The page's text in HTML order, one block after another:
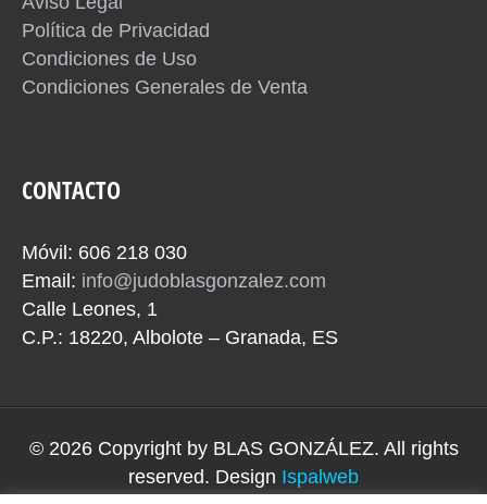
Política de Privacidad
Condiciones de Uso
Condiciones Generales de Venta
CONTACTO
Móvil: 606 218 030
Email: info@judoblasgonzalez.com
Calle Leones, 1
C.P.: 18220, Albolote – Granada, ES
© 2026 Copyright by BLAS GONZÁLEZ. All rights
reserved. Design Ispalweb